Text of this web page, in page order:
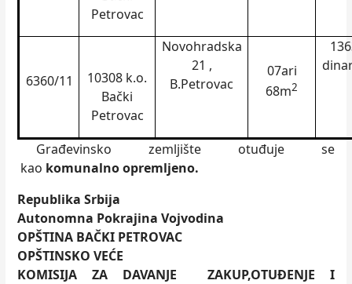
Petrovac
6360/11
10308 k.o.
Bački
Petrovac
Novohradska
21 ,
B.Petrovac
07ari
68m2
Građevinsko zemljište otuđuje se
kao komunalno opremljeno.
Republika Srbija
Autonomna Pokrajina Vojvodina
OPŠTINA BAČKI PETROVAC
OPŠTINSKO VEĆE
KOMISIJA ZA DAVANJE ZAKUP,OTUĐENJE I